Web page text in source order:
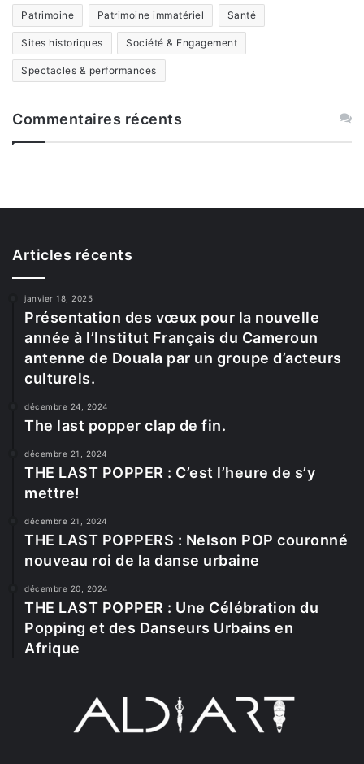
Patrimoine Patrimoine immatériel Santé
Sites historiques Société & Engagement
Spectacles & performances
Commentaires récents
Articles récents
janvier 18, 2025
Présentation des vœux pour la nouvelle
année à l’Institut Français du Cameroun
antenne de Douala par un groupe d’acteurs
culturels.
décembre 24, 2024
The last popper clap de fin.
décembre 21, 2024
THE LAST POPPER : C’est l’heure de s’y
mettre!
décembre 21, 2024
THE LAST POPPERS : Nelson POP couronné
nouveau roi de la danse urbaine
décembre 20, 2024
THE LAST POPPER : Une Célébration du
Popping et des Danseurs Urbains en
Afrique